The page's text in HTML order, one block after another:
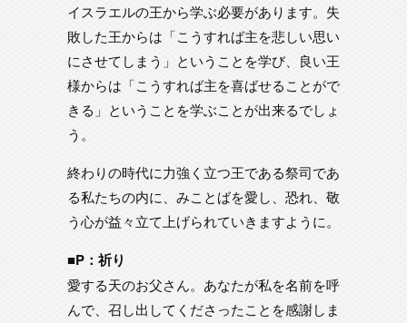
イスラエルの王から学ぶ必要があります。失
敗した王からは「こうすれば主を悲しい思い
にさせてしまう」ということを学び、良い王
様からは「こうすれば主を喜ばせることがで
きる」ということを学ぶことが出来るでしょ
う。
終わりの時代に力強く立つ王である祭司であ
る私たちの内に、みことばを愛し、恐れ、敬
う心が益々立て上げられていきますように。
■P：祈り
愛する天のお父さん。あなたが私を名前を呼
んで、召し出してくださったことを感謝しま